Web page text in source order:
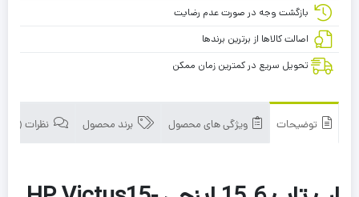
بازگشت وجه در صورت عدم رضایت
اصالت کالاها از برترین برندها
تحویل سریع در کمترین زمان ممکن
توضیحات ویژگی های محصول برند محصول نظرات (0)